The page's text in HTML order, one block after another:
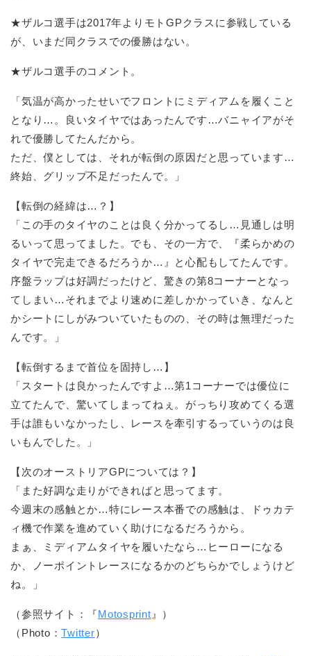
★ザルコ選手は2017年よりモトGPクラスに参戦している
が、いまだ同クラスでの優勝はない。
★ザルコ選手のコメント。
「気温が高かったせいでフロントにミディアムを履くこと
となり…。良いタイヤではあったんです…バニャイアがそ
れで優勝してたんだから。
ただ、僕としては、それが転倒の原因だと思っています…
終始、グリップ不足だったんで。」
【転倒の経緯は…？】
「この手のタイヤのことは良く分かってるし…見通しは明
るいって思ってました。でも、その一方で、『柔らかめの
タイヤで完走できるだろうか…』と心配もしてたんです。
序盤ラップは好調だったけど、驚きの第8コーナーとなっ
てしまい…それまでより速めに差しかかっていき、なんと
かシートにしがみついていたものの、その時は無理だった
んです。」
【転倒するまで首位を固持し…】
「スタートは良かったんですよ…第1コーナーでは優位に
立てたんで、驚いてしまってねぇ。がっちり攻めてくる選
手は誰もいなかったし、レースを牽引するっていうのは良
いもんでした。」
【次のオーストリアGPについては？】
「また好調な走りができればと思ってます。
今週末の感触とか…特にレース本番での感触は、ドゥカテ
ィ機で作業を進めていく助けになるだろうから。
まぁ、ミディアムタイヤを履いたなら…ヒーローになる
か、ノーポイントレースになるかのどちらかでしょうけど
ね。」
（参照サイト：『Motosprint 』）
（Photo：Twitter）